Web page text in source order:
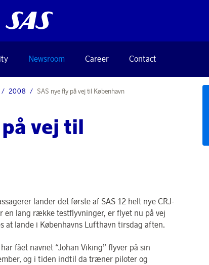
Newsroom Career Contact
2008 SAS nye fly på vej til København
vej til
lander det første af SAS 12 helt nye CRJ-
en lang række testflyvninger, er flyet nu på vej
at lande i Københavns Lufthavn tirsdag aften.
fået navnet “Johan Viking” flyver på sin
og i tiden indtil da træner piloter og